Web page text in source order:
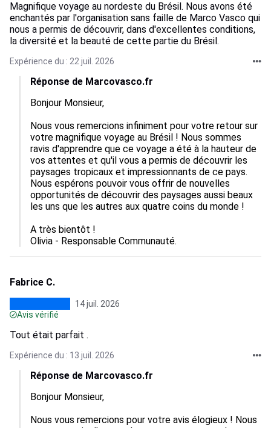
Magnifique voyage au nordeste du Brésil. Nous avons été
enchantés par l'organisation sans faille de Marco Vasco qui
nous a permis de découvrir, dans d'excellentes conditions,
la diversité et la beauté de cette partie du Brésil.
Expérience du : 22 juil. 2026
Réponse de Marcovasco.fr
Bonjour Monsieur,
Nous vous remercions infiniment pour votre retour sur
votre magnifique voyage au Brésil ! Nous sommes
ravis d'apprendre que ce voyage a été à la hauteur de
vos attentes et qu'il vous a permis de découvrir les
paysages tropicaux et impressionnants de ce pays.
Nous espérons pouvoir vous offrir de nouvelles
opportunités de découvrir des paysages aussi beaux
les uns que les autres aux quatre coins du monde !
A très bientôt !
Olivia - Responsable Communauté.
Fabrice C.
14 juil. 2026
Avis vérifié
Tout était parfait .
Expérience du : 13 juil. 2026
Réponse de Marcovasco.fr
Bonjour Monsieur,
Nous vous remercions pour votre avis élogieux ! Nous